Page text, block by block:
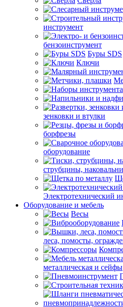
инструмент
бензоинструмент
Буры SDS
Ключи
зенковки и втулки
борфрезы
оборудование
струбцины, наковальни
Электротехнический
Оборудование и мебель
Весы
леса, помосты,
металлическая и сейфы